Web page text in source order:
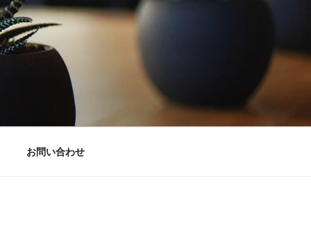
お問い合わせ